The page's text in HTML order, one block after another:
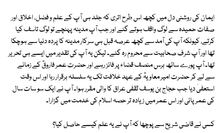
ایمان کی روشنی دل میں کچھ اس طرح اتری کہ جلد ہی آپ کے علم و فضل، اخلاق اور
صفات حمیدہ سے لوگ واقف ہوتے گئے اور جب آپ مدینہ پہنچے تو لوگ تاسف کیا
کرتے، کیونکہ آپ کی آمد سے کچھ عرصہ قبل ہی سرکار مدینہ کا پردہ دنیا سے ہوچکا
تھا اور آپ شرف صحابیت سے محروم رہ گئے۔ لیکن یہ آپ کی تقدیر میں ایسے ہی تحریر
تھا۔ آپ پورے ساٹھ برس منصف قضاء پر فائز رہے اور حضرت عمر فاروقؓ کے زمانے
سے لے کر حضرت امیر معاویہؓ کے عہد خلافت تک یہ سلسلہ برقرار رہا اور اس وقت
استعفیٰ دیا جب حجاج بن یوسف ثقفی عراق کا والی مقرر ہوا۔ آپ نے ایک سو سات سال
کی عمر پائی اور اس عمر میں زیادہ تر حصہ اسلام کی خدمت میں گزارا۔
کسی نے قاضی شریح سے پوچھا کہ آپ نے یہ علم کیسے حاصل کیا؟